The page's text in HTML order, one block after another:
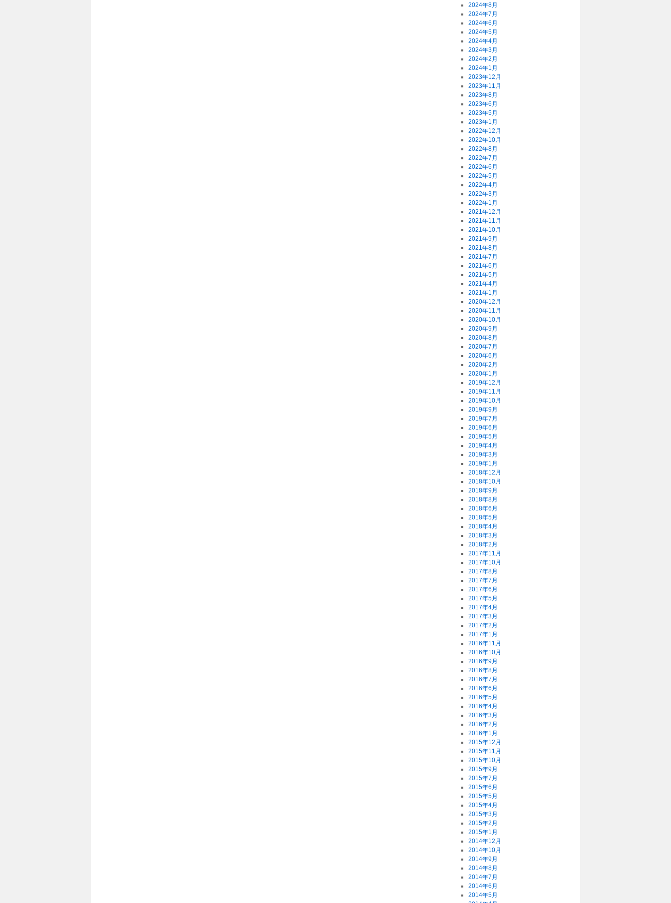
2024年8月
2024年7月
2024年6月
2024年5月
2024年4月
2024年3月
2024年2月
2024年1月
2023年12月
2023年11月
2023年8月
2023年6月
2023年5月
2023年1月
2022年12月
2022年10月
2022年8月
2022年7月
2022年6月
2022年5月
2022年4月
2022年3月
2022年1月
2021年12月
2021年11月
2021年10月
2021年9月
2021年8月
2021年7月
2021年6月
2021年5月
2021年4月
2021年1月
2020年12月
2020年11月
2020年10月
2020年9月
2020年8月
2020年7月
2020年6月
2020年2月
2020年1月
2019年12月
2019年11月
2019年10月
2019年9月
2019年7月
2019年6月
2019年5月
2019年4月
2019年3月
2019年1月
2018年12月
2018年10月
2018年9月
2018年8月
2018年6月
2018年5月
2018年4月
2018年3月
2018年2月
2017年11月
2017年10月
2017年8月
2017年7月
2017年6月
2017年5月
2017年4月
2017年3月
2017年2月
2017年1月
2016年11月
2016年10月
2016年9月
2016年8月
2016年7月
2016年6月
2016年5月
2016年4月
2016年3月
2016年2月
2016年1月
2015年12月
2015年11月
2015年10月
2015年9月
2015年7月
2015年6月
2015年5月
2015年4月
2015年3月
2015年2月
2015年1月
2014年12月
2014年10月
2014年9月
2014年8月
2014年7月
2014年6月
2014年5月